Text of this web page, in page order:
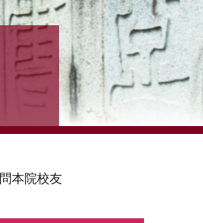
本院校友